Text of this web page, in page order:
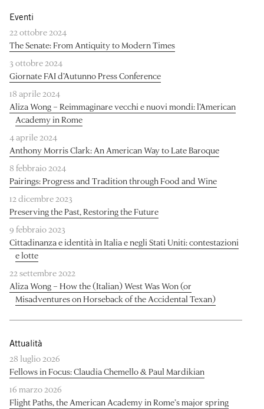
Eventi
22 ottobre 2024
The Senate: From Antiquity to Modern Times
3 ottobre 2024
Giornate FAI d’Autunno Press Conference
18 aprile 2024
Aliza Wong – Reimmaginare vecchi e nuovi mondi: l’American
Academy in Rome
4 aprile 2024
Anthony Morris Clark: An American Way to Late Baroque
8 febbraio 2024
Pairings: Progress and Tradition through Food and Wine
12 dicembre 2023
Preserving the Past, Restoring the Future
9 febbraio 2023
Cittadinanza e identità in Italia e negli Stati Uniti: contestazioni
e lotte
22 settembre 2022
Aliza Wong – How the (Italian) West Was Won (or
Misadventures on Horseback of the Accidental Texan)
Attualità
28 luglio 2026
Fellows in Focus: Claudia Chemello & Paul Mardikian
16 marzo 2026
Flight Paths, the American Academy in Rome’s major spring